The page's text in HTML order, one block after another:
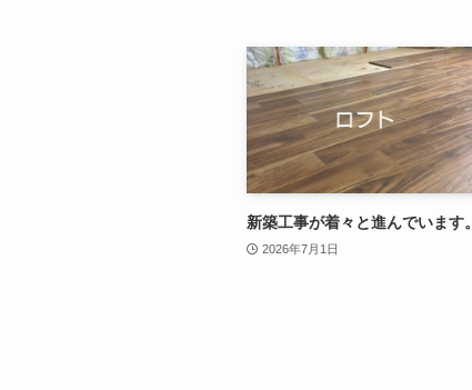
新築工事が着々と進んでいます。
2026年7月1日